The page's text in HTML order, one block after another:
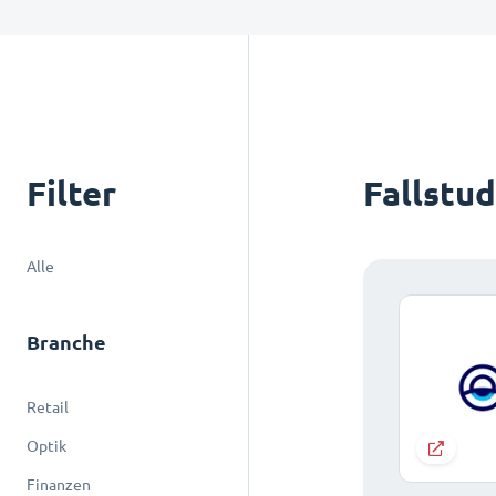
Filter
Alle
Branche
Retail
Optik
Finanzen